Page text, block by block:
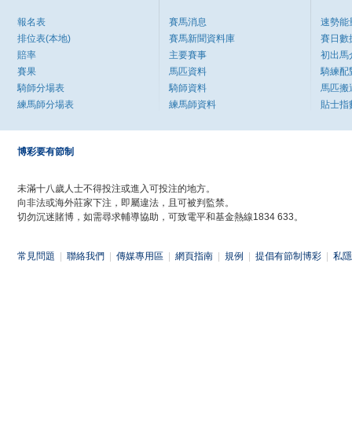
報名表
排位表(本地)
賠率
賽果
騎師分場表
練馬師分場表
賽馬消息
賽馬新聞資料庫
主要賽事
馬匹資料
騎師資料
練馬師資料
速勢能
賽日數
初出馬
騎練配
馬匹搬
貼士指
博彩要有節制
未滿十八歲人士不得投注或進入可投注的地方。
向非法或海外莊家下注，即屬違法，且可被判監禁。
切勿沉迷賭博，如需尋求輔導協助，可致電平和基金熱線1834 633。
常見問題 聯絡我們 傳媒專用區 網頁指南 規例 提倡有節制博彩 私